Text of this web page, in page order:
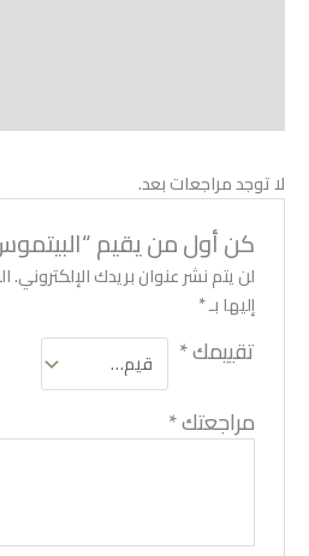
لا توجد مراجعات بعد.
كن أول من يقيم
لن يتم نشر عنوان بريدك الإلكتروني.
إليها بـ*
تقييمك*
مراجعتك*